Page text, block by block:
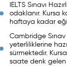
IELTS Sınavı
odaklanır. Kursa
haftaya kadar
Cambridge Sınav
yeterliliklerine
sürmektedir.
saate denk gelen